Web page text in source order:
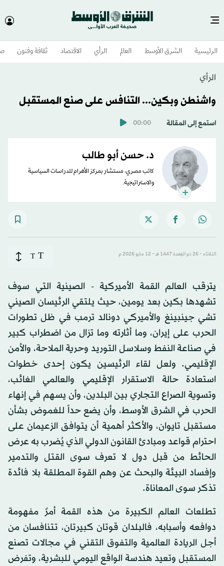
الرئيسية الشرق الأوسط​ العالم الرأي الاقتصاد ثقافة وفنون
الرأي
واشنطن وبكين... التنافس على صنع المستقبل
استمع إلى المقالة 00:00
د. حسن أبو طالب
كاتب مصري، مستشار بمركز الأهرام للدراسات السياسية
والاستراتيجية.
الثلاثاء - 26 ذو القِعدة 1447 هـ - 12 مايو 2026 م T
T
يترقب العالم القمة الأميركية - الصينية التي سوف
تشهدها بكين بعد يومين، حيث يلتقي الرئيسان الصيني
تشي جينبينغ والأميركي دونالد ترمب في ظل تطورات
الحرب على إيران، وما أثارته وما تزال من اضطراب كبير
في صناعة النفط وسلاسل التوريد وحرية الملاحة، والأمن
الإقليمي. ولعل لقاء الرئيسين يكون إحدى خطوات
استعادة حالة الاستقرار الإقليمي والعالمي الغائب،
وتسوية الصراع التجاري بين البلدين، وأن يسهم في إنهاء
الحرب في الشرق الأوسط، وأن يضع حداً للغموض بشأن
مستقبل تايوان، والأكثر أهمية أن يتوافق الزعيمان على
احترام قواعد ومبادئ القانون الدولي الذي يُضرب به عرض
الحائط من قبل دول لا تعرف سوى القتل والتدمير
وإفساد البيئة والبحث عن وهم القوة المطلقة بلا فائدة
تذكر سوى المعاناة.
تطلعات العالم الكبيرة من هذه القمة أمرٌ مفهومة
دوافعه وأسبابه، فالبلدان قوتان كبيرتان، تتنافسان من
أجل الريادة العالمية والتفوق التقني في مجالات تصنع
المستقبل وتعيد هندسة الواقع اليومي للبشرية، وتفرض